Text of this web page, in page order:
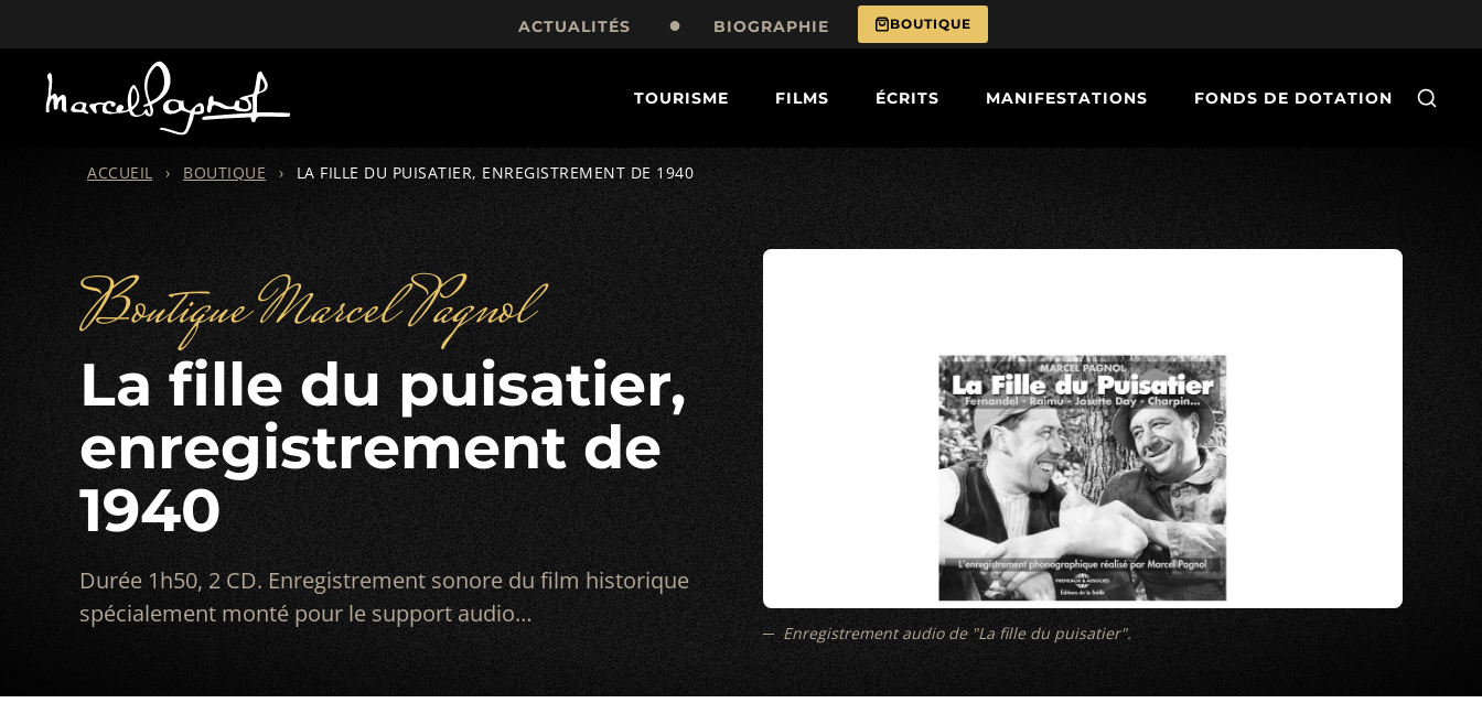
ACTUALITÉS BIOGRAPHIE BOUTIQUE
TOURISME FILMS ÉCRITS MANIFESTATIONS FONDS DE DOTATION
ACCUEIL › BOUTIQUE › LA FILLE DU PUISATIER, ENREGISTREMENT DE 1940
Boutique Marcel Pagnol
La fille du puisatier,
enregistrement de
1940
Durée 1h50, 2 CD. Enregistrement sonore du film historique
spécialement monté pour le support audio…
Enregistrement audio de "La fille du puisatier".